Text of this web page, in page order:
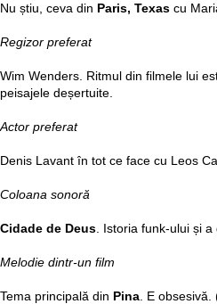
Nu știu, ceva din Paris, Texas cu
Regizor preferat
Wim Wenders. Ritmul din filmele lui
peisajele deșertuite.
Actor preferat
Denis Lavant în tot ce face cu Leos
Coloana sonoră
Cidade de Deus. Istoria funk-ului și
Melodie dintr-un film
Tema principală din Pina. E obsesivă.